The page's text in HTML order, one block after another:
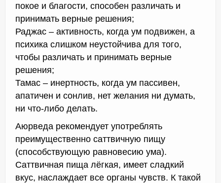
покое и благости, способен различать и
принимать верные решения;
Раджас – активность, когда ум подвижен, а
психика слишком неустойчива для того,
чтобы различать и принимать верные
решения;
Тамас – инертность, когда ум пассивен,
апатичен и сонлив, нет желания ни думать,
ни что-либо делать.
Аюрведа рекомендует употреблять
преимущественно саттвичную пищу
(способствующую равновесию ума).
Саттвичная пища лёгкая, имеет сладкий
вкус, наслаждает все органы чувств. К такой